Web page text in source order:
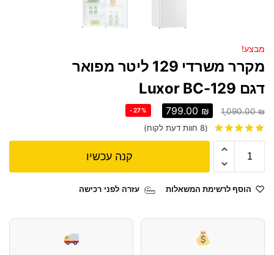
מבצע!
מקרר משרדי 129 ליטר מפואר
דגם Luxor BC-129
1,090.00₪
799.00 ₪
-27%
(
8 חוות דעת לקוח)
קנה עכשיו
הוסף לרשימת המשאלות עזרה לפני רכישה